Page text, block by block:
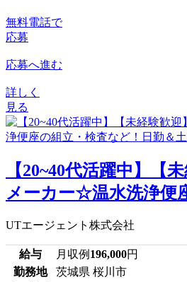
無料電話で
応募
応募へ進む
詳しく
見る
【20~40代活躍中】【
メーカー☆温水洗浄便
UTエージェント株式会社
給与 月収例 196,000円
勤務地
茨城県 桜川市